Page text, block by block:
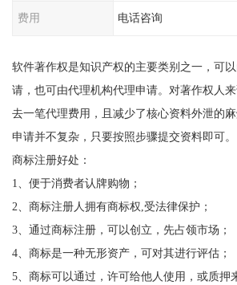
费用 电话咨询
软件著作权是知识产权的主要类别之一，可
请，也可由代理机构代理申请。对著作权人
去一笔代理费用，且减少了核心资料外泄的
申请并不复杂，只要按照步骤提交资料即可。
商标注册好处：
1、便于消费者认牌购物；
2、商标注册人拥有商标权,受法律保护；
3、通过商标注册，可以创立，先占领市场；
4、商标是一种无形资产，可对其进行评估；
5、商标可以通过，许可给他人使用，或质押